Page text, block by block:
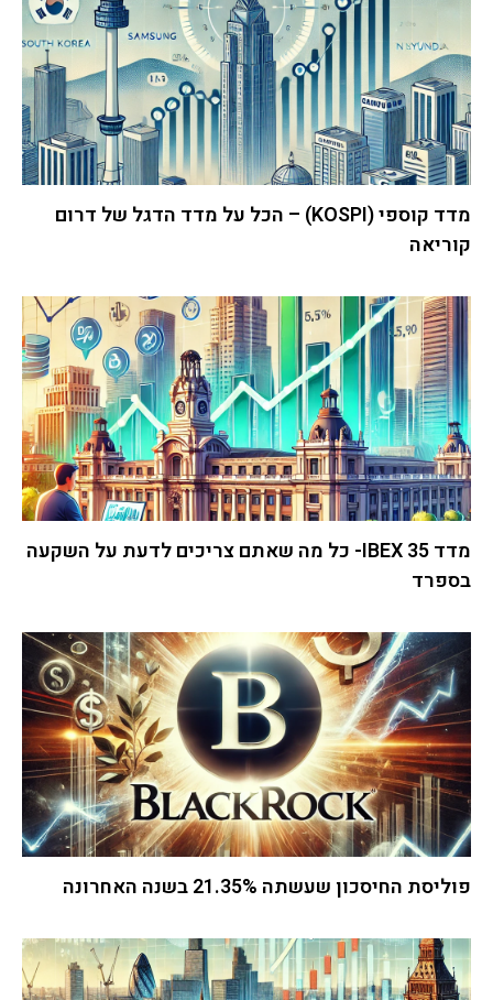
מדד קוספי (KOSPI) – הכל על מדד הדגל של דרום
קוריאה
מדד IBEX 35- כל מה שאתם צריכים לדעת על השקעה
בספרד
פוליסת החיסכון שעשתה 21.35% בשנה האחרונה